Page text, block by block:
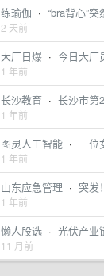
练瑜伽 · “bra背心”
2 天前
大厂日爆 · 今日大厂
1 年前
长沙教育 · 长沙市第
1 年前
图灵人工智能 · 三位
1 年前
山东应急管理 · 突发
1 年前
懒人股选 · 光伏产业
11 月前